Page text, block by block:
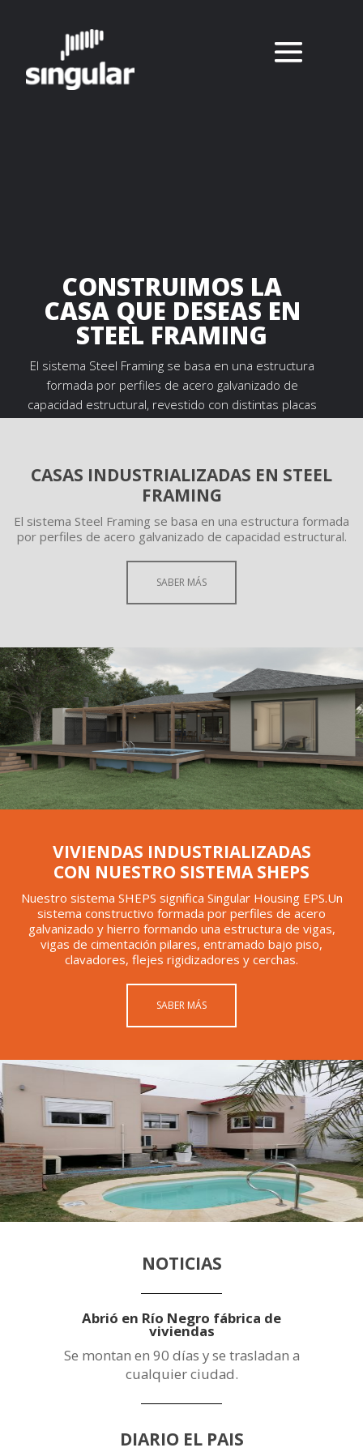
CONSTRUIMOS LA
CASA QUE DESEAS EN
STEEL FRAMING
El sistema Steel Framing se basa en una estructura
formada por perfiles de acero galvanizado de
capacidad estructural, revestido con distintas placas
SABER MÁS
CASAS INDUSTRIALIZADAS EN STEEL
FRAMING
El sistema Steel Framing se basa en una estructura formada
por perfiles de acero galvanizado de capacidad estructural.
SABER MÁS
VIVIENDAS INDUSTRIALIZADAS
CON NUESTRO SISTEMA SHEPS
Nuestro sistema SHEPS significa Singular Housing EPS.Un
sistema constructivo formada por perfiles de acero
galvanizado y hierro formando una estructura de vigas,
vigas de cimentación pilares, entramado bajo piso,
clavadores, flejes rigidizadores y cerchas.
SABER MÁS
NOTICIAS
Abrió en Río Negro fábrica de
viviendas
Se montan en 90 días y se trasladan a
cualquier ciudad.
DIARIO EL PAIS